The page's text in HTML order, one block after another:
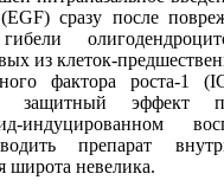
сразу после
из клеток-
фактора роста-1
защитный эффект
индуцированном
препарат
широта невелика.